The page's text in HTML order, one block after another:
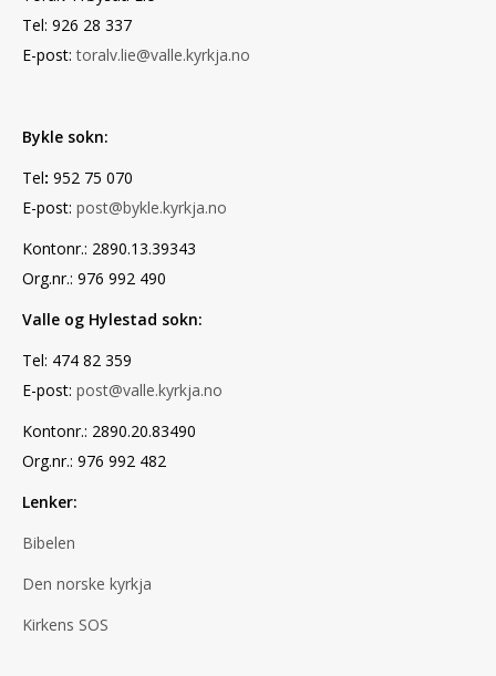
Tel: 926 28 337
E-post:toralv.lie@valle.kyrkja.no
Bykle sokn:
Tel: 952 75 070
E-post: post@bykle.kyrkja.no
Kontonr.: 2890.13.39343
Org.nr.: 976 992 490
Valle og Hylestad sokn:
Tel: 474 82 359
E-post: post@valle.kyrkja.no
Kontonr.: 2890.20.83490
Org.nr.: 976 992 482
Lenker:
Bibelen
Den norske kyrkja
Kirkens SOS